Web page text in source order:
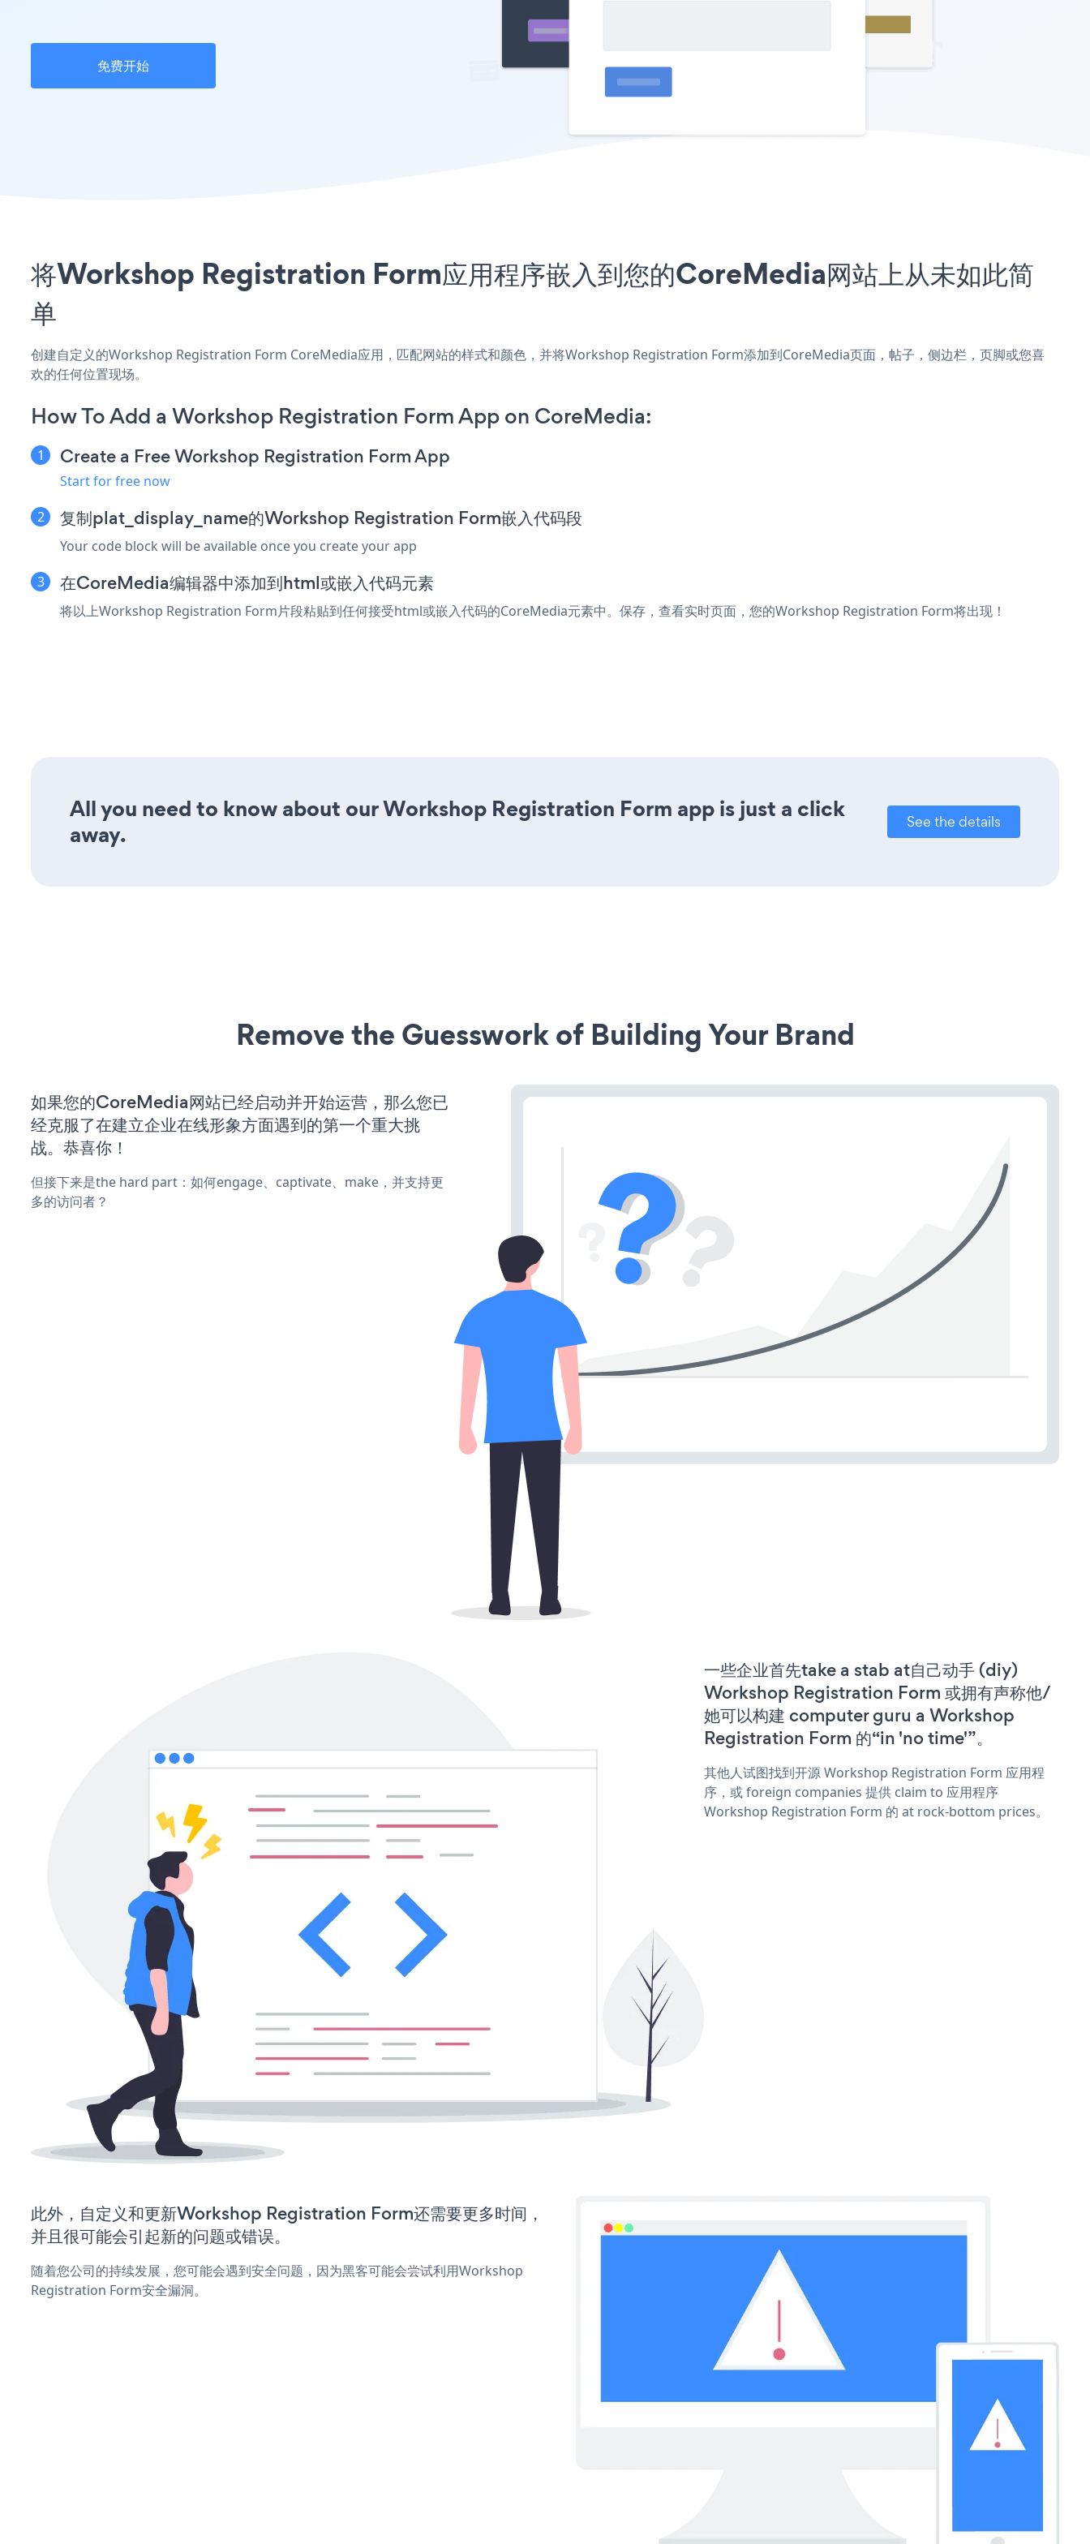
免费开始
将Workshop Registration Form应用程序嵌入到您的CoreMedia网站上从未如此简
单
创建自定义的Workshop Registration Form CoreMedia应用，匹配网站的样式和颜色，并将Workshop Registration Form添加到CoreMedia页面，帖子，侧边栏，页脚或您喜
欢的任何位置现场。
How To Add a Workshop Registration Form App on CoreMedia:
Create a Free Workshop Registration Form App
Start for free now
复制plat_display_name的Workshop Registration Form嵌入代码段
Your code block will be available once you create your app
在CoreMedia编辑器中添加到html或嵌入代码元素
将以上Workshop Registration Form片段粘贴到任何接受html或嵌入代码的CoreMedia元素中。保存，查看实时页面，您的Workshop Registration Form将出现！
All you need to know about our Workshop Registration Form app is just a click
away.
See the details
Remove the Guesswork of Building Your Brand
如果您的CoreMedia网站已经启动并开始运营，那么您已
经克服了在建立企业在线形象方面遇到的第一个重大挑
战。恭喜你！
但接下来是the hard part：如何engage、captivate、make，并支持更
多的访问者？
一些企业首先take a stab at自己动手 (diy)
Workshop Registration Form 或拥有声称他/
她可以构建 computer guru a Workshop
Registration Form 的“in 'no time'”。
其他人试图找到开源 Workshop Registration Form 应用程
序，或 foreign companies 提供 claim to 应用程序
Workshop Registration Form 的 at rock-bottom prices。
此外，自定义和更新Workshop Registration Form还需要更多时间，
并且很可能会引起新的问题或错误。
随着您公司的持续发展，您可能会遇到安全问题，因为黑客可能会尝试利用Workshop
Registration Form安全漏洞。